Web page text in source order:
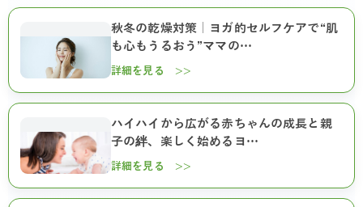
秋冬の乾燥対策｜ヨガ的セルフケアで“肌
も心もうるおう”ママの…
詳細を見る >>
ハイハイから広がる赤ちゃんの成長と親
子の絆、楽しく始めるヨ…
詳細を見る >>